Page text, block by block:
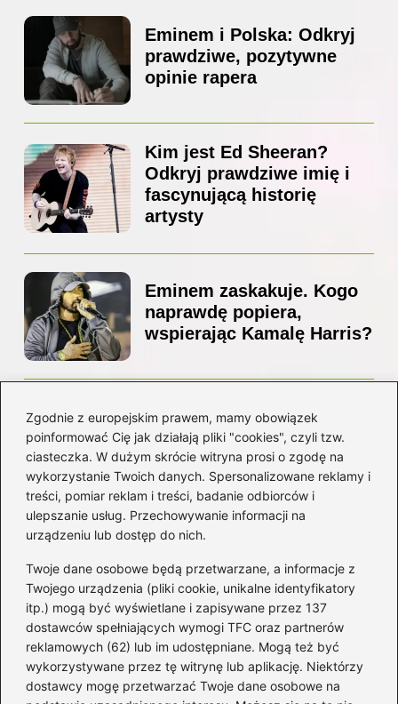
Zgodnie z europejskim prawem, mamy obowiązek
poinformować Cię jak działają pliki "cookies", czyli tzw.
ciasteczka. W dużym skrócie witryna prosi o zgodę na
wykorzystanie Twoich danych. Spersonalizowane reklamy i
treści, pomiar reklam i treści, badanie odbiorców i
ulepszanie usług. Przechowywanie informacji na
urządzeniu lub dostęp do nich.
Twoje dane osobowe będą przetwarzane, a informacje z
Twojego urządzenia (pliki cookie, unikalne identyfikatory
itp.) mogą być wyświetlane i zapisywane przez 137
dostawców spełniających wymogi TFC oraz partnerów
reklamowych (62) lub im udostępniane. Mogą też być
wykorzystywane przez tę witrynę lub aplikację. Niektórzy
dostawcy mogę przetwarzać Twoje dane osobowe na
Eminem i Polska: Odkryj
prawdziwe, pozytywne
opinie rapera
Kim jest Ed Sheeran?
Odkryj prawdziwe imię i
fascynującą historię
artysty
Eminem zaskakuje. Kogo
naprawdę popiera,
wspierając Kamalę Harris?
Z jakiego kraju pochodzi
Ed Sheeran? Poznaj jego
niezwykłą historię i
korzenie
Kategorie
Artyści (16)
Filmowa muzyka(101)
Gitara(69)
Gra na instrumencie (59)
Muzyka (238)